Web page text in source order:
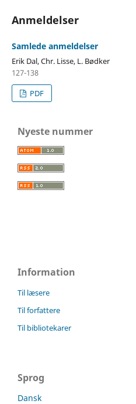
Anmeldelser
Samlede anmeldelser
Erik Dal, Chr. Lisse, L. Bødker
127-138
PDF
Nyeste nummer
Information
Til læsere
Til forfattere
Til bibliotekarer
Sprog
Dansk